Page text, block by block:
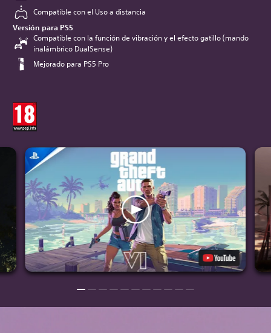
Compatible con el Uso a distancia
Versión para PS5
Compatible con la función de vibración y el efecto gatillo (mando
inalámbrico DualSense)
Mejorado para PS5 Pro